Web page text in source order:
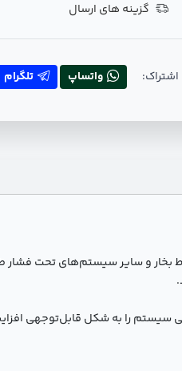
گزینه های ارسال
اشتراک: واتساپ تلگرام
خطوط بخار و سایر سیستم‌های تحت
سیستم را به شکل قابل‌توجهی